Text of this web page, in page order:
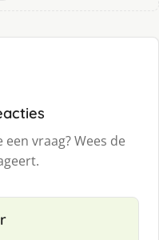
vraag? Wees de